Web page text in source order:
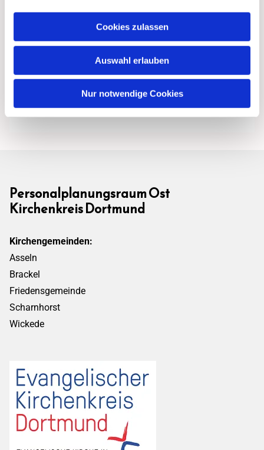
Cookies zulassen
Auswahl erlauben
Nur notwendige Cookies
Personalplanungsraum Ost
Kirchenkreis Dortmund
Kirchengemeinden:
Asseln
Brackel
Friedensgemeinde
Scharnhorst
Wickede